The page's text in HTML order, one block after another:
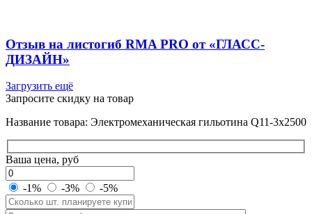
Отзыв на листогиб RMA PRO от «ГЛАСС-
ДИЗАЙН»
Загрузить ещё
Запросите скидку на товар
Название товара: Электромеханическая гильотина Q11-3x2500
Ваша цена, руб
-1% -3% -5%